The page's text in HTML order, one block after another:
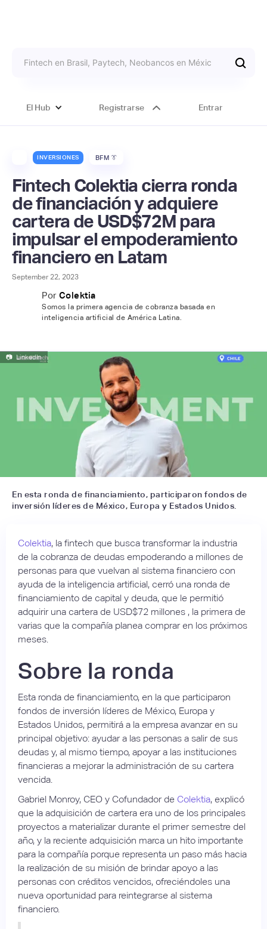
El Hub Registrarse Entrar
INVERSIONES BFM 👔
Fintech Colektia cierra ronda
de financiación y adquiere
cartera de USD$72M para
impulsar el empoderamiento
financiero en Latam
September 22, 2023
Por Colektia
Somos la primera agencia de cobranza basada en
inteligencia artificial de América Latina.
📷 LinkedIn
En esta ronda de financiamiento, participaron fondos de
inversión líderes de México, Europa y Estados Unidos.
Colektia, la fintech que busca transformar la industria
de la cobranza de deudas empoderando a millones de
personas para que vuelvan al sistema financiero con
ayuda de la inteligencia artificial, cerró una ronda de
financiamiento de capital y deuda, que le permitió
adquirir una cartera de USD$72 millones , la primera de
varias que la compañía planea comprar en los próximos
meses.
Sobre la ronda
Esta ronda de financiamiento, en la que participaron
fondos de inversión líderes de México, Europa y
Estados Unidos, permitirá a la empresa avanzar en su
principal objetivo: ayudar a las personas a salir de sus
deudas y, al mismo tiempo, apoyar a las instituciones
financieras a mejorar la administración de su cartera
vencida.
Gabriel Monroy, CEO y Cofundador de Colektia, explicó
que la adquisición de cartera era uno de los principales
proyectos a materializar durante el primer semestre del
año, y la reciente adquisición marca un hito importante
para la compañía porque representa un paso más hacia
la realización de su misión de brindar apoyo a las
personas con créditos vencidos, ofreciéndoles una
nueva oportunidad para reintegrarse al sistema
financiero.